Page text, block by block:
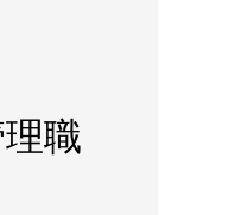
職